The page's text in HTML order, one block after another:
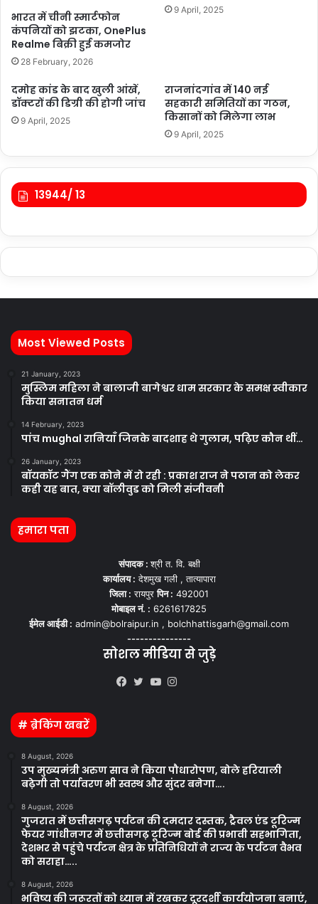
भारत में चीनी स्मार्टफोन
कंपनियों को झटका, OnePlus
Realme बिक्री हुई कमजोर
28 February, 2026
9 April, 2025
दमोह कांड के बाद खुली आंखें,
डॉक्टरों की डिग्री की होगी जांच
9 April, 2025
राजनांदगांव में 140 नई
सहकारी समितियों का गठन,
किसानों को मिलेगा लाभ
9 April, 2025
13944/ 13
Most Viewed Posts
21 January, 2023
मुस्लिम महिला ने बालाजी बागेश्वर धाम सरकार के समक्ष स्वीकार
किया सनातन धर्म
14 February, 2023
पांच mughal रानियाँ जिनके बादशाह थे गुलाम, पढ़िए कौन थीं…
26 January, 2023
बॉयकॉट गैंग एक कोने में रो रही : प्रकाश राज ने पठान को लेकर
कही यह बात, क्या बॉलीवुड को मिली संजीवनी
हमारा पता
संपादक :श्री त. वि. बक्षी
कार्यालय : देशमुख गली , तात्यापारा
जिला : रायपुरपिन : 492001
मोबाइल नं. : 6261617825
ईमेल आईडी : admin@bolraipur.in , bolchhattisgarh@gmail.com
---------------
सोशल मीडिया से जुड़े
# ब्रेकिंग खबरें
8 August, 2026
उप मुख्यमंत्री अरुण साव ने किया पौधारोपण, बोले हरियाली
बढ़ेगी तो पर्यावरण भी स्वस्थ और सुंदर बनेगा….
8 August, 2026
गुजरात में छत्तीसगढ़ पर्यटन की दमदार दस्तक, ट्रैवल एंड टूरिज्म
फेयर गांधीनगर में छत्तीसगढ़ टूरिज्म बोर्ड की प्रभावी सहभागिता,
देशभर से पहुंचे पर्यटन क्षेत्र के प्रतिनिधियों ने राज्य के पर्यटन वैभव
को सराहा…..
8 August, 2026
भविष्य की जरूरतों को ध्यान में रखकर दूरदर्शी कार्ययोजना बनाएं,